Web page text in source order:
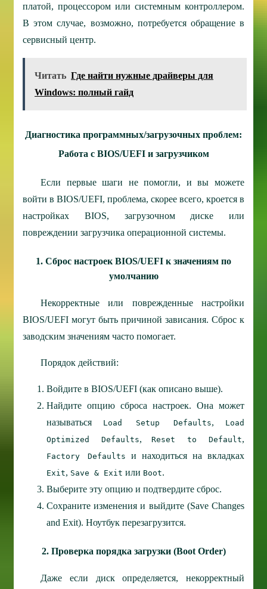
платой, процессором или системным контроллером.
В этом случае, возможно, потребуется обращение в
сервисный центр.
Читать Где найти нужные драйверы для
Windows: полный гайд
Диагностика программных/загрузочных проблем:
Работа с BIOS/UEFI и загрузчиком
Если первые шаги не помогли, и вы можете
войти в BIOS/UEFI, проблема, скорее всего, кроется в
настройках BIOS, загрузочном диске или
повреждении загрузчика операционной системы.
1. Сброс настроек BIOS/UEFI к значениям по
умолчанию
Некорректные или поврежденные настройки
BIOS/UEFI могут быть причиной зависания. Сброс к
заводским значениям часто помогает.
Порядок действий:
Войдите в BIOS/UEFI (как описано выше).
Найдите опцию сброса настроек. Она может
называться
Load Setup Defaults,
Load
Optimized Defaults, Reset to Default,
Factory Defaults и находиться на вкладках
Exit, Save & Exit или Boot.
Выберите эту опцию и подтвердите сброс.
Сохраните изменения и выйдите (Save Changes
and Exit). Ноутбук перезагрузится.
2. Проверка порядка загрузки (Boot Order)
Даже если диск определяется, некорректный